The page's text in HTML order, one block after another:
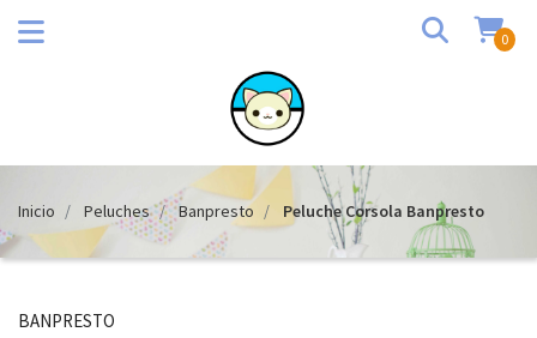
0
Inicio Peluches Banpresto Peluche Corsola Banpresto
BANPRESTO